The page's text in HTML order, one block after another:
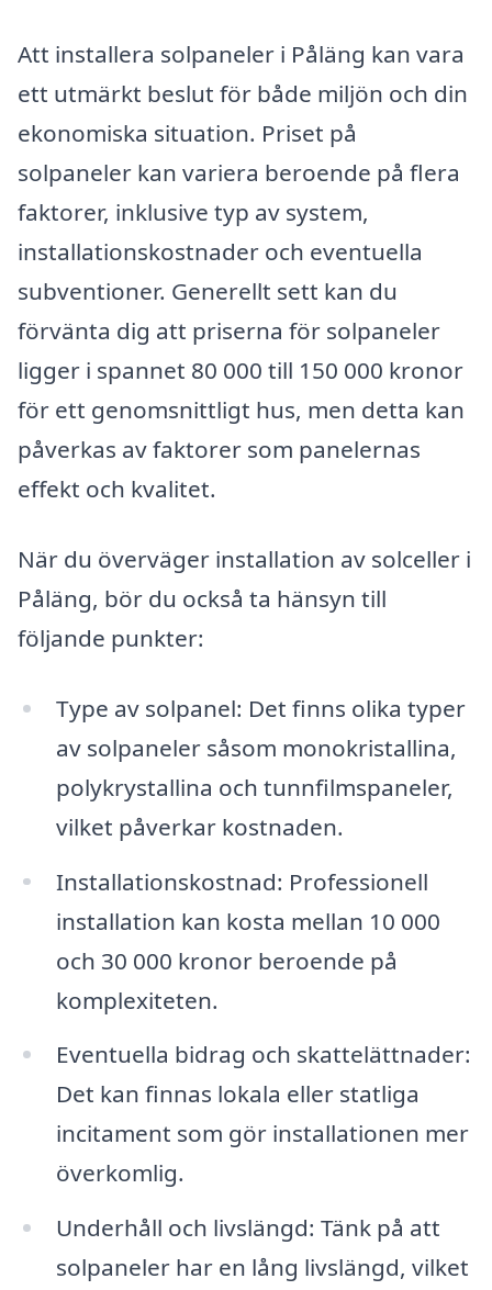
Att installera solpaneler i Påläng kan vara
ett utmärkt beslut för både miljön och din
ekonomiska situation. Priset på
solpaneler kan variera beroende på flera
faktorer, inklusive typ av system,
installationskostnader och eventuella
subventioner. Generellt sett kan du
förvänta dig att priserna för solpaneler
ligger i spannet 80 000 till 150 000 kronor
för ett genomsnittligt hus, men detta kan
påverkas av faktorer som panelernas
effekt och kvalitet.
När du överväger installation av solceller i
Påläng, bör du också ta hänsyn till
följande punkter:
Type av solpanel: Det finns olika typer
av solpaneler såsom monokristallina,
polykrystallina och tunnfilmspaneler,
vilket påverkar kostnaden.
Installationskostnad: Professionell
installation kan kosta mellan 10 000
och 30 000 kronor beroende på
komplexiteten.
Eventuella bidrag och skattelättnader:
Det kan finnas lokala eller statliga
incitament som gör installationen mer
överkomlig.
Underhåll och livslängd: Tänk på att
solpaneler har en lång livslängd, vilket